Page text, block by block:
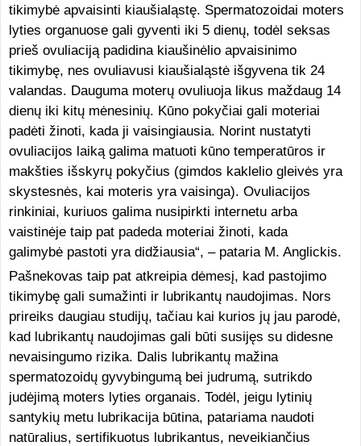
tikimybė apvaisinti kiaušialąstę. Spermatozoidai moters
lyties organuose gali gyventi iki 5 dienų, todėl seksas
prieš ovuliaciją padidina kiaušinėlio apvaisinimo
tikimybę, nes ovuliavusi kiaušialąstė išgyvena tik 24
valandas. Dauguma moterų ovuliuoja likus maždaug 14
dienų iki kitų mėnesinių. Kūno pokyčiai gali moteriai
padėti žinoti, kada ji vaisingiausia. Norint nustatyti
ovuliacijos laiką galima matuoti kūno temperatūros ir
makšties išskyrų pokyčius (gimdos kaklelio gleivės yra
skystesnės, kai moteris yra vaisinga). Ovuliacijos
rinkiniai, kuriuos galima nusipirkti internetu arba
vaistinėje taip pat padeda moteriai žinoti, kada
galimybė pastoti yra didžiausia“, – pataria M. Anglickis.
Pašnekovas taip pat atkreipia dėmesį, kad pastojimo
tikimybę gali sumažinti ir lubrikantų naudojimas. Nors
prireiks daugiau studijų, tačiau kai kurios jų jau parodė,
kad lubrikantų naudojimas gali būti susijęs su didesne
nevaisingumo rizika. Dalis lubrikantų mažina
spermatozoidų gyvybingumą bei judrumą, sutrikdo
judėjimą moters lyties organais. Todėl, jeigu lytinių
santykių metu lubrikacija būtina, patariama naudoti
natūralius, sertifikuotus lubrikantus, neveikiančius